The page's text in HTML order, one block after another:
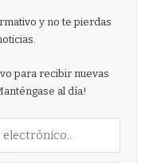
y no te pierdas
para recibir nuevas
al día!